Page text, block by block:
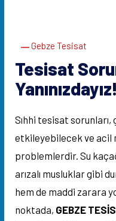
Gebze Tesisat
Tesisat
Yanınızdayız!
Sıhhi tesisat sorunları,
etkileyebilecek ve acil
problemlerdir. Su
arızalı musluklar gibi
hem de maddi zarara
noktada, GEBZE